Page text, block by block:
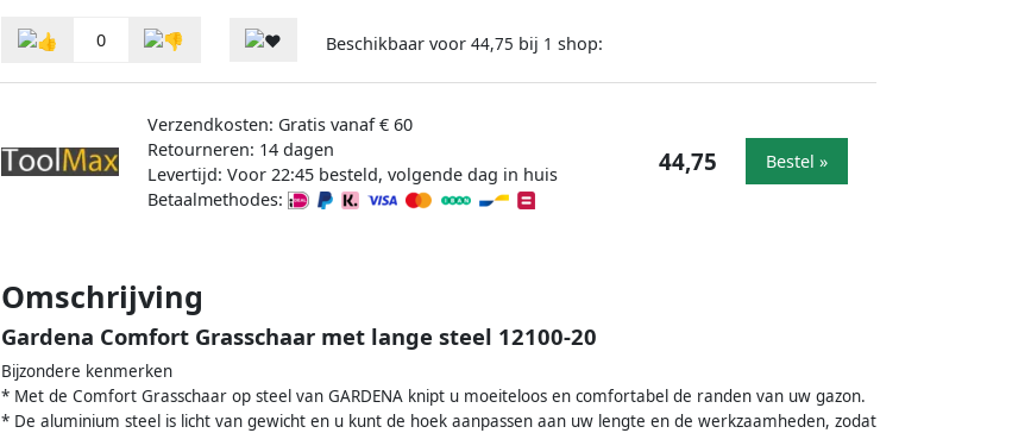
0 Beschikbaar voor 44,75 bij 1 shop:
Verzendkosten: Gratis vanaf € 60
Retourneren: 14 dagen
Levertijd: Voor 22:45 besteld, volgende dag in huis
Betaalmethodes:
44,75 Bestel »
Omschrijving
Gardena Comfort Grasschaar met lange steel 12100-20
Bijzondere kenmerken
* Met de Comfort Grasschaar op steel van GARDENA knipt u moeiteloos en comfortabel de randen van uw gazon.
* De aluminium steel is licht van gewicht en u kunt de hoek aanpassen aan uw lengte en de werkzaamheden, zodat